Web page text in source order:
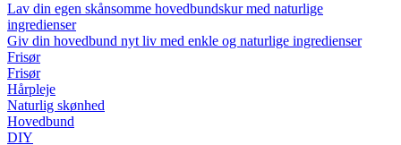
Lav din egen skånsomme hovedbundskur med naturlige
ingredienser
Giv din hovedbund nyt liv med enkle og naturlige ingredienser
Frisør
Frisør
Hårpleje
Naturlig skønhed
Hovedbund
DIY